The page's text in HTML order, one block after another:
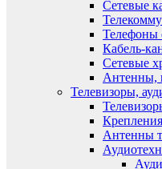
Сетевые
Телефоны
Кабель-
Сетевые
Антенны,
Телевизоры,
Антенны